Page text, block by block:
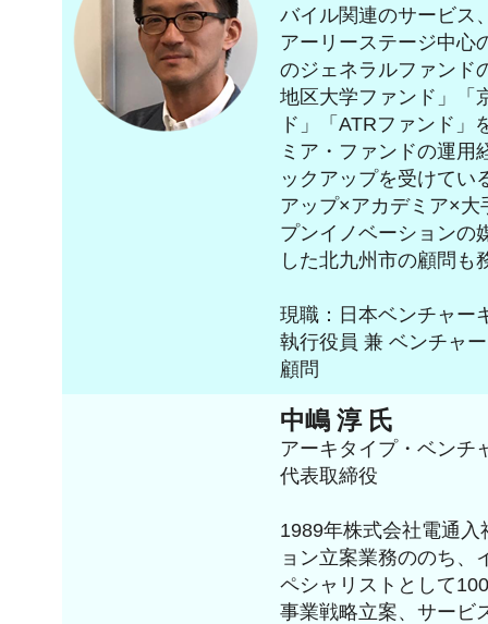
バイル関連のサービス
アーリーステージ中心
のジェネラルファンド
地区大学ファンド」「
ド」「ATRファンド」
ミア・ファンドの運用
ックアップを受けてい
アップ×アカデミア×
プンイノベーションの
した北九州市の顧問も
現職：日本ベンチャー
執行役員 兼 ベンチャ
顧問
中嶋 淳 氏
アーキタイプ・ベンチ
代表取締役
1989年株式会社電通
ョン立案業務ののち、
ペシャリストとして
事業戦略立案、サービ